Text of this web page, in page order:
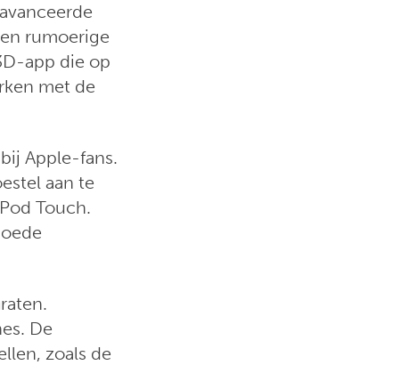
rumoerige
app die op
met de
Apple-fans.
aan te
Touch.
De
zoals de